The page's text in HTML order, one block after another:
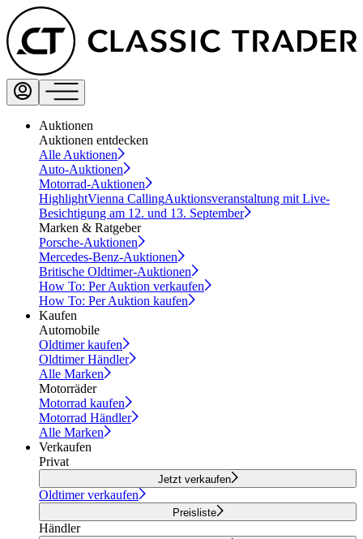
Auktionen
Auktionen entdecken
Alle Auktionen
Auto-Auktionen
Motorrad-Auktionen
HighlightVienna CallingAuktionsveranstaltung mit Live-
Besichtigung am 12. und 13. September
Marken & Ratgeber
Porsche-Auktionen
Mercedes-Benz-Auktionen
Britische Oldtimer-Auktionen
How To: Per Auktion verkaufen
How To: Per Auktion kaufen
Kaufen
Automobile
Oldtimer kaufen
Oldtimer Händler
Alle Marken
Motorräder
Motorrad kaufen
Motorrad Händler
Alle Marken
Verkaufen
Privat
Jetzt verkaufen
Oldtimer verkaufen
Preisliste
Händler